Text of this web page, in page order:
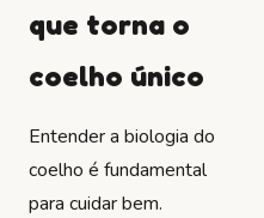
que torna o
coelho único
Entender a biologia do
coelho é fundamental
para cuidar bem.